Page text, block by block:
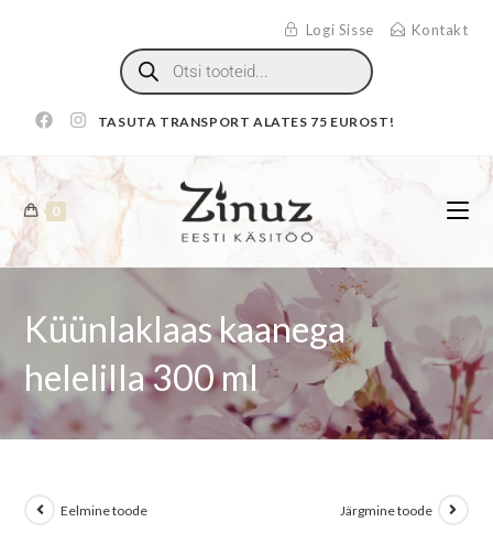
Logi Sisse Kontakt
TASUTA TRANSPORT ALATES 75 EUROST!
0
Küünlaklaas kaanega
helelilla 300 ml
Eelmine toode Järgmine toode